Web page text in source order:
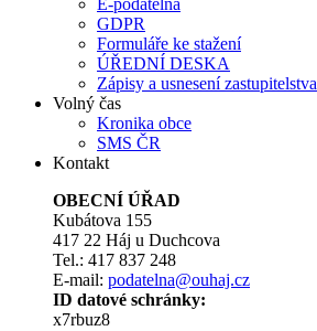
E-podatelna
GDPR
Formuláře ke stažení
ÚŘEDNÍ DESKA
Zápisy a usnesení zastupitelstva
Volný čas
Kronika obce
SMS ČR
Kontakt
OBECNÍ ÚŘAD
Kubátova 155
417 22 Háj u Duchcova
Tel.: 417 837 248
E-mail: podatelna@ouhaj.cz
ID datové schránky:
x7rbuz8